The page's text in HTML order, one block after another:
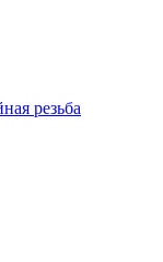
резьба